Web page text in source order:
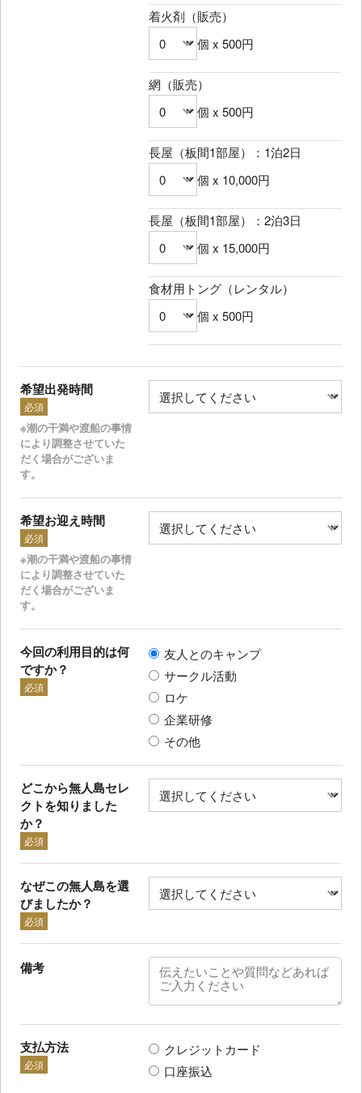
着火剤（販売）
個 x 500円
網（販売）
個 x 500円
長屋（板間1部屋）：1泊2日
個 x 10,000円
長屋（板間1部屋）：2泊3日
個 x 15,000円
食材用トング（レンタル）
個 x 500円
希望出発時間
必須
※潮の干満や渡船の事情
により調整させていた
だく場合がございま
す。
希望お迎え時間
必須
※潮の干満や渡船の事情
により調整させていた
だく場合がございま
す。
今回の利用目的は何
ですか？
必須
友人とのキャンプ
サークル活動
ロケ
企業研修
その他
どこから無人島セレ
クトを知りました
か？
必須
なぜこの無人島を選
びましたか？
必須
備考
支払方法
必須
クレジットカード
口座振込